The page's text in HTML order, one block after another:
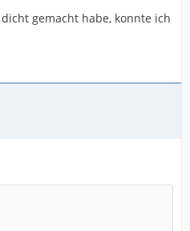
gemacht habe, konnte ich